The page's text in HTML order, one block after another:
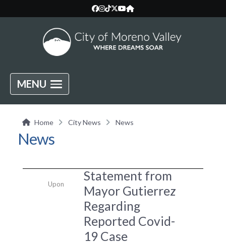
MENU
Home City News News
News
Statement from
Mayor Gutierrez
Regarding
Reported Covid-
19 Case
Upon